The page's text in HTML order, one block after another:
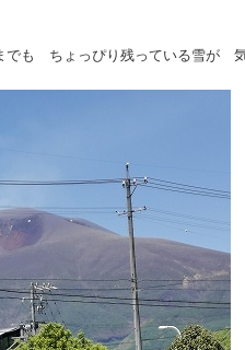
でも ちょっぴり残っている雪が